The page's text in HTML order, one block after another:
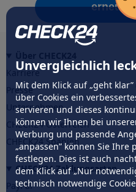
Unvergleichlich
Mit dem Klick auf „geht
über Cookies ein
servieren und dieses
können wir Ihnen bei
Werbung und passende
„anpassen” können Sie Ihre
festlegen. Dies ist auch
dem Klick auf „Nur
technisch notwendige
erneut
Karriere
Presse
Unternehmen
CHECK24 Österreich
CHECK24 Spanien
CHECK24 Zahlungsarten
PayPal